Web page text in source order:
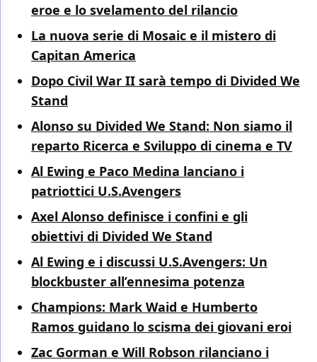
eroe e lo svelamento del rilancio
La nuova serie di Mosaic e il mistero di
Capitan America
Dopo Civil War II sarà tempo di Divided We
Stand
Alonso su Divided We Stand: Non siamo il
reparto Ricerca e Sviluppo di cinema e TV
Al Ewing e Paco Medina lanciano i
patriottici U.S.Avengers
Axel Alonso definisce i confini e gli
obiettivi di Divided We Stand
Al Ewing e i discussi U.S.Avengers: Un
blockbuster all’ennesima potenza
Champions: Mark Waid e Humberto
Ramos guidano lo scisma dei giovani eroi
Zac Gorman e Will Robson rilanciano i